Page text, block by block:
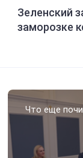
Зеленский
заморозке
Что еще